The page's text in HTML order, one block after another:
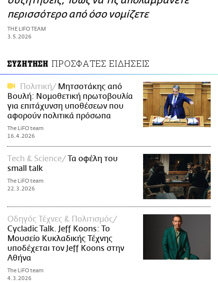
ΑΜΠΑ
PRINT
περισσότερο από όσο νομίζετε
THE LIFO TEAM
3.5.2026
ΣΥΖΗΤΗΣΗ ΠΡΟΣΦΑΤΕΣ ΕΙΔΗΣΕΙΣ
Πολιτική
Μητσοτάκης από
Βουλή: Νομοθετική πρωτοβουλία
για επιτάχυνση υποθέσεων που
αφορούν πολιτικά πρόσωπα
The LiFO team
16.4.2026
Τech & Science
Τα οφέλη του
small talk
The LiFO team
22.3.2026
Οδηγός Τέχνες & Πολιτισμός
Cycladic Talk. Jeff Koons: Το
Μουσείο Κυκλαδικής Τέχνης
υποδέχεται τον Jeff Koons στην
Αθήνα
The LiFO team
4.3.2026